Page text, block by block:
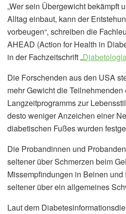
„Wer sein Übergewicht bekämpft
Alltag einbaut, kann der
vorbeugen“, schreiben die
AHEAD (Action for Health in
in der Fachzeitschrift „
Die Forschenden aus den USA
mehr Gewicht die
Langzeitprogramms zur
desto weniger Anzeichen einer
diabetischen Fußes wurden
Die Probandinnen und
seltener über Schmerzen beim
Missempfindungen in Beinen
seltener über ein allgemeines
Laut dem